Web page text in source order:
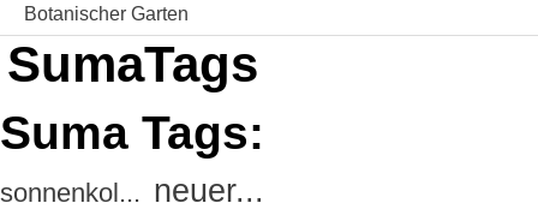
Botanischer Garten
SumaTags
Suma Tags:
sonnenkol... neuer...